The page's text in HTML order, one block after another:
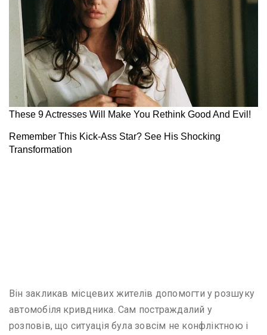
Він закликав місцевих жителів допомогти у розшуку
автомобіля кривдника. Сам постраждалий у
розповів, що ситуація була зовсім не конфліктною і